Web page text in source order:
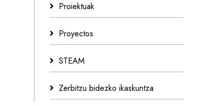
Proiektuak
Proyectos
STEAM
Zerbitzu bidezko ikaskuntza